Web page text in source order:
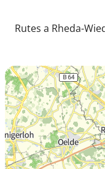
Rutes a Rheda-